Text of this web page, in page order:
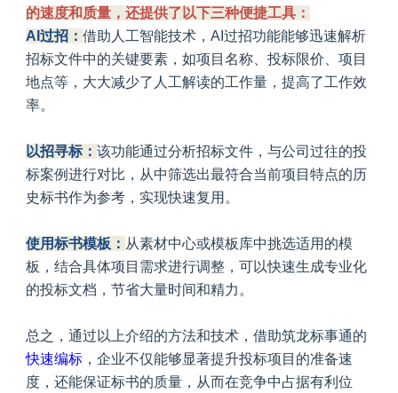
的速度和质量，还提供了以下三种便捷工具：
AI过招： 借助人工智能技术，AI过招功能能够迅速解析
招标文件中的关键要素，如项目名称、投标限价、项目
地点等，大大减少了人工解读的工作量，提高了工作效
率。
以招寻标： 该功能通过分析招标文件，与公司过往的投
标案例进行对比，从中筛选出最符合当前项目特点的历
史标书作为参考，实现快速复用。
使用标书模板： 从素材中心或模板库中挑选适用的模
板，结合具体项目需求进行调整，可以快速生成专业化
的投标文档，节省大量时间和精力。
总之，通过以上介绍的方法和技术，借助筑龙标事通的
快速编标，企业不仅能够显著提升投标项目的准备速
度，还能保证标书的质量，从而在竞争中占据有利位